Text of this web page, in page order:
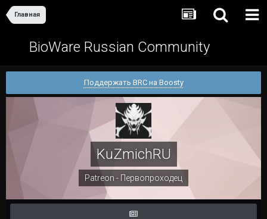
Главная
BioWare Russian Community
Поддержать BRC на Boosty
KuZmichRU
Patreon - Первопроходец